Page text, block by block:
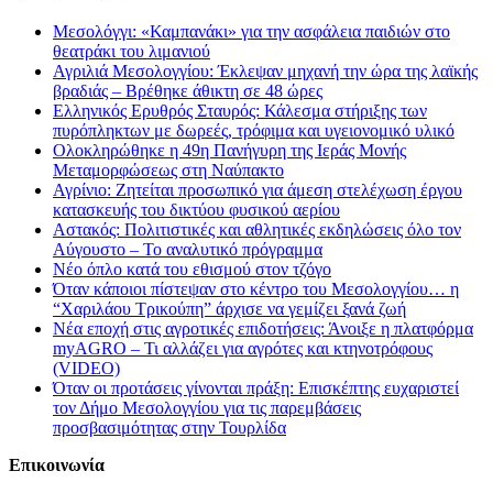
Μεσολόγγι: «Καμπανάκι» για την ασφάλεια παιδιών στο
θεατράκι του λιμανιού
Αγριλιά Μεσολογγίου: Έκλεψαν μηχανή την ώρα της λαϊκής
βραδιάς – Βρέθηκε άθικτη σε 48 ώρες
Ελληνικός Ερυθρός Σταυρός: Κάλεσμα στήριξης των
πυρόπληκτων με δωρεές, τρόφιμα και υγειονομικό υλικό
Ολοκληρώθηκε η 49η Πανήγυρη της Ιεράς Μονής
Μεταμορφώσεως στη Ναύπακτο
Αγρίνιο: Ζητείται προσωπικό για άμεση στελέχωση έργου
κατασκευής του δικτύου φυσικού αερίου
Αστακός: Πολιτιστικές και αθλητικές εκδηλώσεις όλο τον
Αύγουστο – Το αναλυτικό πρόγραμμα
Νέο όπλο κατά του εθισμού στον τζόγο
Όταν κάποιοι πίστεψαν στο κέντρο του Μεσολογγίου… η
“Χαριλάου Τρικούπη” άρχισε να γεμίζει ξανά ζωή
Νέα εποχή στις αγροτικές επιδοτήσεις: Άνοιξε η πλατφόρμα
myAGRO – Τι αλλάζει για αγρότες και κτηνοτρόφους
(VIDEO)
Όταν οι προτάσεις γίνονται πράξη: Επισκέπτης ευχαριστεί
τον Δήμο Μεσολογγίου για τις παρεμβάσεις
προσβασιμότητας στην Τουρλίδα
Επικοινωνία